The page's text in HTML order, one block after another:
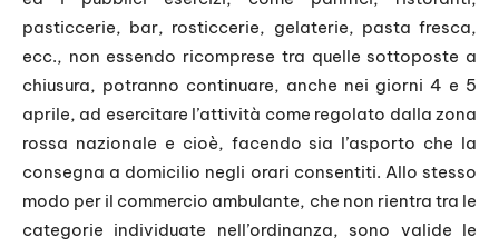
pasticcerie, bar, rosticcerie, gelaterie, pasta fresca,
ecc., non essendo ricomprese tra quelle sottoposte a
chiusura, potranno continuare, anche nei giorni 4 e 5
aprile, ad esercitare l’attività come regolato dalla zona
rossa nazionale e cioè, facendo sia l’asporto che la
consegna a domicilio negli orari consentiti. Allo stesso
modo per il commercio ambulante, che non rientra tra le
categorie individuate nell’ordinanza, sono valide le